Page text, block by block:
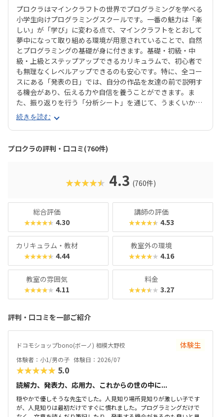
プロクラはマインクラフトの世界でプログラミングを学べる
小学生向けプログラミングスクールです。一番の魅力は「楽
しい」が「学び」に変わる点で、マインクラフトをとおして
夢中になって取り組める環境が用意されていることで、自然
とプログラミングの基礎が身に付きます。基礎・初級・中
級・上級とステップアップできるカリキュラムで、初心者で
も無理なくレベルアップできるのも安心です。特に、全コー
スにある「発表の日」では、自分の作品を友達の前で説明す
る機会があり、伝える力や自信を養うことができます。ま
た、振り返りを行う「分析シート」を通じて、うまくいかな
かった点をどう改善するかを考える習慣が身に付くのも特徴
です。さらに、講師は子どもたちの答えを引き出すコーチン
グ型指導を採用。自分で考え、解決する力を育みます。全国
600以上の教室で展開され、初めてでも安心して参加できる
無料体験も実施中。遊びながら未来につながる力を育てられ
続きを読む
プロクラの評判・口コミ(760件)
★★★★★ 4.3 (760件)
総合評価
★★★★★ 4.30
講師の評価
★★★★★ 4.53
カリキュラム・教材
★★★★★ 4.44
教室外の環境
★★★★★ 4.16
教室の雰囲気
★★★★★ 4.11
料金
★★★★★ 3.27
評判・口コミを一部ご紹介
ドコモショップbono(ボーノ) 相模大野校 体験生
体験者：小1/男の子 体験日：2026/07
★★★★★ 5.0
読解力、発表力、応用力、これからの世の中に...
穏やかで優しそうな先生でした。人見知り場所見知りが激しい子です
が、人見知りは最初だけですぐに慣れました。プログラミングだけで